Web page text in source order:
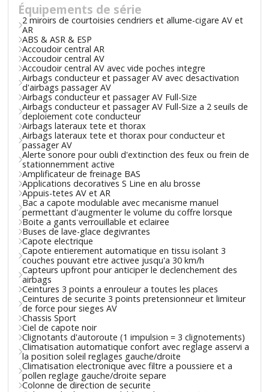
Équipements de série
2 miroirs de courtoisies cendriers et allume-cigare AV et
AR
ABS & ASR & ESP
Accoudoir central AR
Accoudoir central AV
Accoudoir central AV avec vide poches integre
Airbags conducteur et passager AV avec desactivation
d'airbags passager AV
Airbags conducteur et passager AV Full-Size
Airbags conducteur et passager AV Full-Size a 2 seuils de
deploiement cote conducteur
Airbags lateraux tete et thorax
Airbags lateraux tete et thorax pour conducteur et
passager AV
Alerte sonore pour oubli d'extinction des feux ou frein de
stationnemment active
Amplificateur de freinage BAS
Applications decoratives S Line en alu brosse
Appuis-tetes AV et AR
Bac a capote modulable avec mecanisme manuel
permettant d'augmenter le volume du coffre lorsque
Boite a gants verrouillable et eclairee
Buses de lave-glace degivrantes
Capote electrique
Capote entierement automatique en tissu isolant 3
couches pouvant etre activee jusqu'a 30 km/h
Capteurs upfront pour anticiper le declenchement des
airbags
Ceintures 3 points a enrouleur a toutes les places
Ceintures de securite 3 points pretensionneur et limiteur
de force pour sieges AV
Chassis Sport
Ciel de capote noir
Clignotants d'autoroute (1 impulsion = 3 clignotements)
Climatisation automatique confort avec reglage asservi a
la position soleil reglages gauche/droite
Climatisation electronique avec filtre a poussiere et a
pollen reglage gauche/droite separe
Colonne de direction de securite